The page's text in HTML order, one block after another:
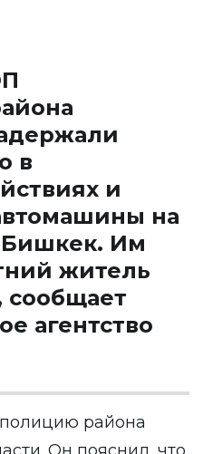
в
и
на
Бишкек. Им
житель
сообщает
агентство
района